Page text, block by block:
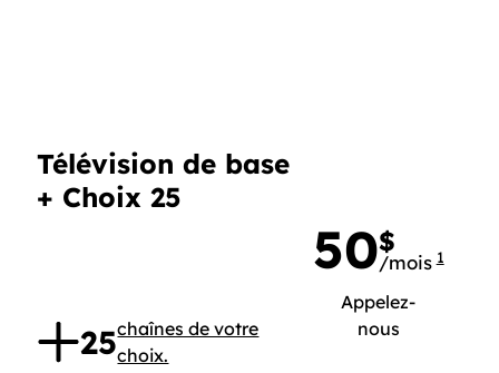
Télévision de base
+ Choix 25
25chaînes de votre
choix.
50
50$
/mois 1
Appelez-
nous